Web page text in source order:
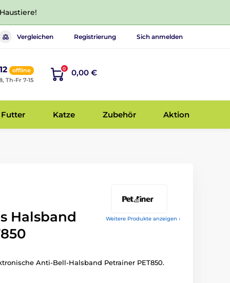
Vergleichen Registrierung Sich anmelden
offline
Th-Fr 7-15
0 0,00 €
Futter Katze Zubehör Aktion
Weitere Produkte anzeigen ›
Halsband
Anti-Bell-Halsband Petrainer PET850.